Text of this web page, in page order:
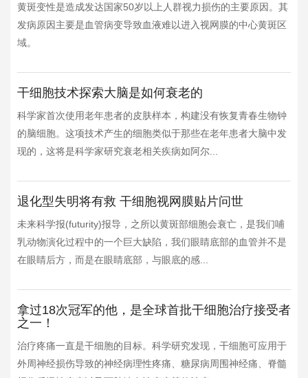
黄斑变性是造成发达国家50岁以上人群视力损伤的主要原因。其
发病原因主要是血管病变导致血液难以进入视网膜的中心黄斑区
域。
干细胞技术探索大脑是如何衰老的
科学家首次使用老年患者的皮肤样本，构建没有恢复青春生物钟
的脑细胞。这项技术产生的细胞类似于那些在老年患者大脑中发
现的，这将是科学家研究衰老相关疾病如阿尔...
退化型失明将有救 干细胞视网膜贴片问世
未来科学报(futurity)报导，之所以黄斑部细胞会衰亡，是我们哺
乳动物演化过程中的一个巨大缺陷，我们眼睛底部的血管并不是
在眼睛后方，而是在眼睛底部，与眼底的感...
拿过18次冠军的他，是全球首批干细胞治疗接受者
之一！
治疗疼痛一直是干细胞的目标。科学研究发现，干细胞可应用于
外周神经损伤导致的神经病理性疼痛、糖尿病周围神经痛、脊髓